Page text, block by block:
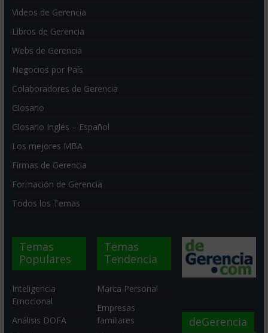
Videos de Gerencia
Libros de Gerencia
Webs de Gerencia
Negocios por País
Colaboradores de Gerencia
Glosario
Glosario Inglés – Español
Los mejores MBA
Firmas de Gerencia
Formación de Gerencia
Todos los Temas
Temas
Populares
Inteligencia
Emocional
Análisis DOFA
Temas
Tendencia
Marca Personal
Empresas
familiares
deGerencia